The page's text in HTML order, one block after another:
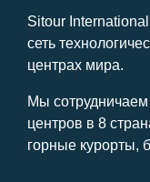
Sitour
сеть
центрах мира.
Мы сотрудничаем
центров в 8
горные курорты,